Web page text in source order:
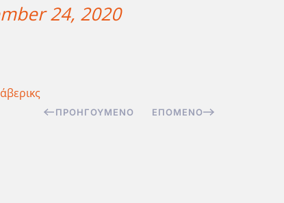
24, 2020
ΠΡΟΗΓΟΎΜΕΝΟ ΕΠΌΜΕΝΟ